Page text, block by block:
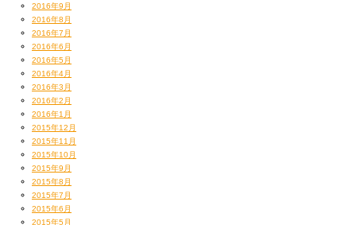
絶景ではこれか。
雲海プラス夕日ほど神々しい景色はない。
とれそうでなかなか遭遇しない光景。
2016年9月
2016年8月
2016年7月
2016年6月
2016年5月
2016年4月
2016年3月
2016年2月
2016年1月
2015年12月
2015年11月
2015年10月
2015年9月
2015年8月
2015年7月
2015年6月
2015年5月